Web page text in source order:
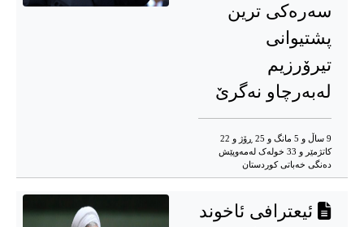
سەرەکی ترین
پشتیوانی
تیرۆرزیم
لەبەرچاو نەگرێ
9 ساڵ و 5 مانگ و 25 ڕۆژ و 22
کاتژمێر و 33 خوله‌ک له‌مه‌وپێش‌
دەنگی خەباتی کوردستان
ئیعترافی ئاخوند